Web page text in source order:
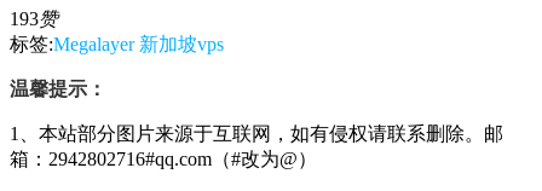
193赞
标签:Megalayer 新加坡vps
温馨提示：
1、本站部分图片来源于互联网，如有侵权请联系删除。邮
箱：2942802716#qq.com（#改为@）